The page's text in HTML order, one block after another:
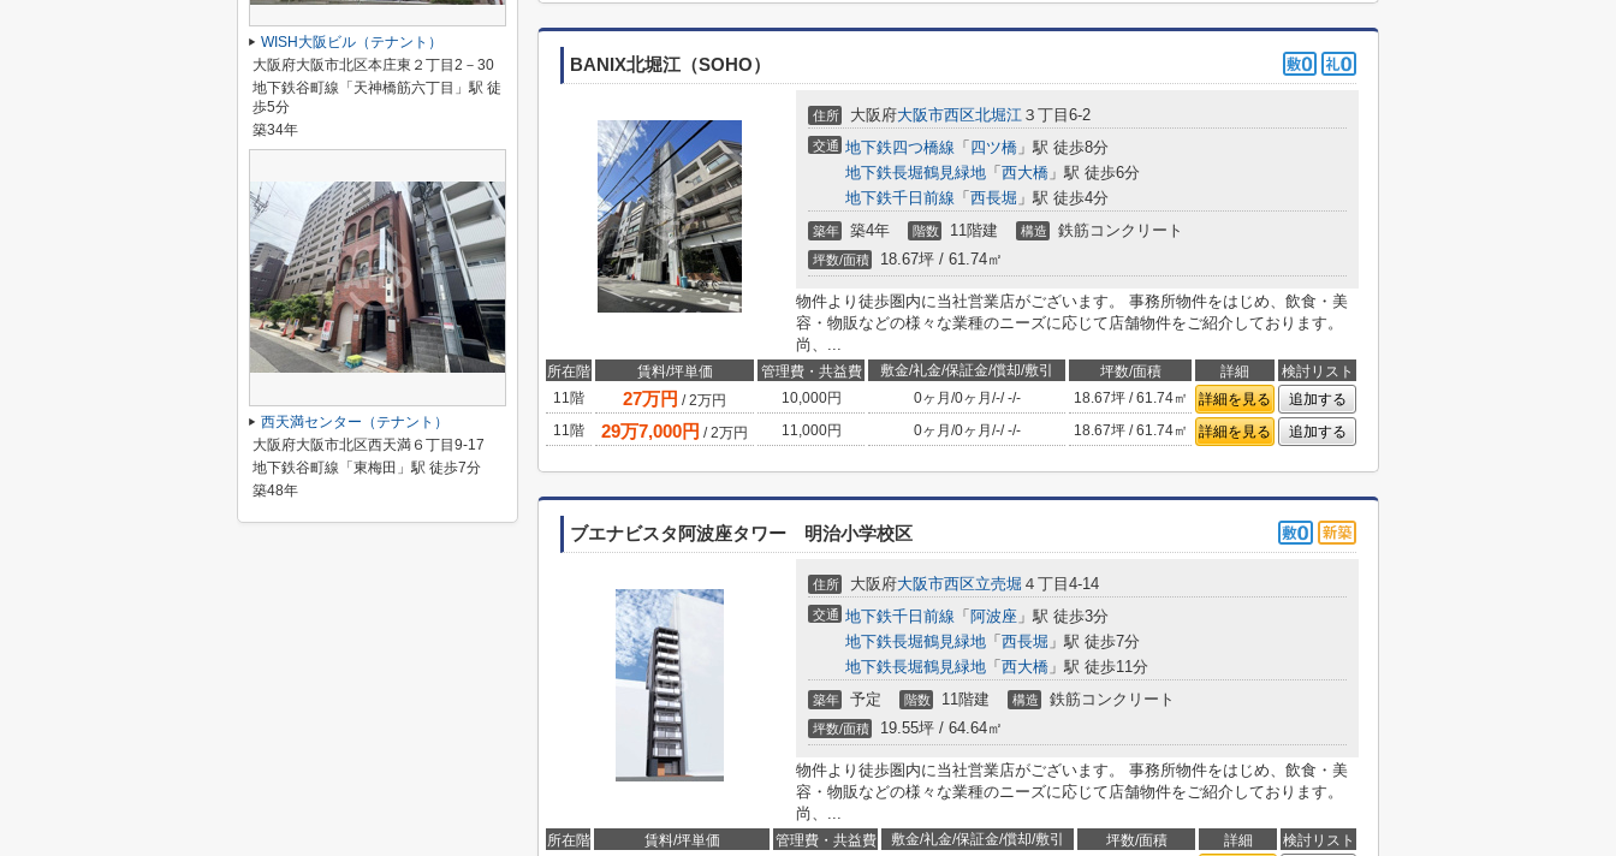
BANIX北堀江（SOHO）
住所 大阪府大阪市西区北堀江 ３丁目6-2
交通 地下鉄四つ橋線 「 四ツ橋 」駅 徒歩8分
地下鉄長堀鶴見緑地 「 西大橋 」駅 徒歩6分
地下鉄千日前線 「 西長堀 」駅 徒歩4分
築年 築4年 階数 11階建 構造 鉄筋コンクリート
坪数/面積 18.67坪 / 61.74㎡
物件より徒歩圏内に当社営業店がございます。 事務所物件をはじめ、飲食・美
容・物販などの様々な業種のニーズに応じて店舗物件をご紹介しております。
尚、...
所在階 賃料/坪単価 管理費・共益費 敷金/礼金/保証金/償却/敷引 坪数/面積 詳細
検討リスト
11階
27万円 /2万円 10,000円 0ヶ月 /0ヶ月 /-/-/- 18.67坪 / 61.74㎡ 詳細を見る
追加する
11階
29万7,000円 /2万円 11,000円 0ヶ月 /0ヶ月 /-/-/- 18.67坪 / 61.74㎡ 詳細を見る 追加する
ブエナビスタ阿波座タワー 明治小学校区
住所 大阪府大阪市西区立売堀 ４丁目4-14
交通 地下鉄千日前線 「 阿波座 」駅 徒歩3分
地下鉄長堀鶴見緑地 「 西長堀 」駅 徒歩7分
地下鉄長堀鶴見緑地 「 西大橋 」駅 徒歩11分
築年 予定 階数 11階建 構造 鉄筋コンクリート
坪数/面積 19.55坪 / 64.64㎡
物件より徒歩圏内に当社営業店がございます。 事務所物件をはじめ、飲食・美
容・物販などの様々な業種のニーズに応じて店舗物件をご紹介しております。
尚、...
所在階 賃料/坪単価 管理費・共益費 敷金/礼金/保証金/償却/敷引 坪数/面積 詳細
検討リスト
WISH大阪ビル（テナント）
大阪府大阪市北区本庄東２丁目2－30
地下鉄谷町線「天神橋筋六丁目」駅 徒
歩5分
築34年
西天満センター（テナント）
大阪府大阪市北区西天満６丁目9-17
地下鉄谷町線「東梅田」駅 徒歩7分
築48年